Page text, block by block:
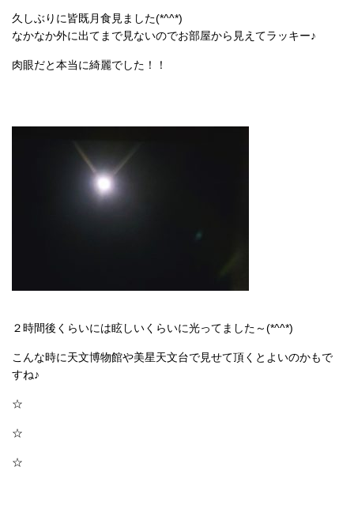
久しぶりに皆既月食見ました(*^^*)
なかなか外に出てまで見ないのでお部屋から見えてラッキー♪
肉眼だと本当に綺麗でした！！
２時間後くらいには眩しいくらいに光ってました～(*^^*)
こんな時に天文博物館や美星天文台で見せて頂くとよいのかもで
すね♪
☆
☆
☆